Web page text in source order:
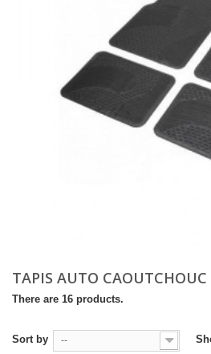
TAPIS AUTO CAOUTCHOUC
There are 16 products.
Sort by --